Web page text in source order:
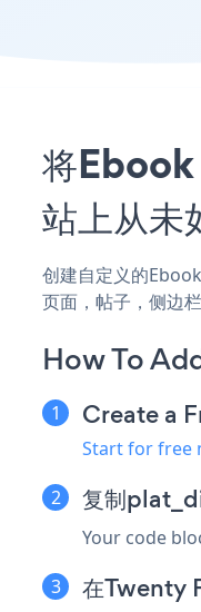
将
站上从未
创建自定义的
页面，帖子，侧边
How To
Create a
Start for free
复制
Your code
在Twenty